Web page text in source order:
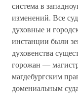
система в
изменений. Все
духовные и
инстанции были
духовенства
горожан —
магдебургским
домениальным